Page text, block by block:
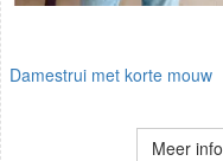
Damestrui met korte mouw
Meer info